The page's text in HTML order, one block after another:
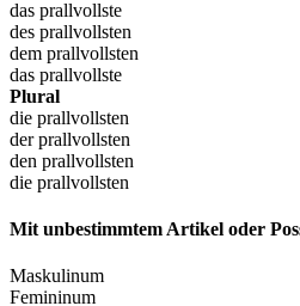
das prallvollste
des prallvollsten
dem prallvollsten
das prallvollste
Plural
die prallvollsten
der prallvollsten
den prallvollsten
die prallvollsten
Mit unbestimmtem Artikel oder
Maskulinum
Femininum